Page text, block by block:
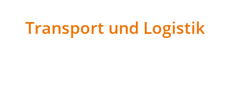
Transport und Logistik